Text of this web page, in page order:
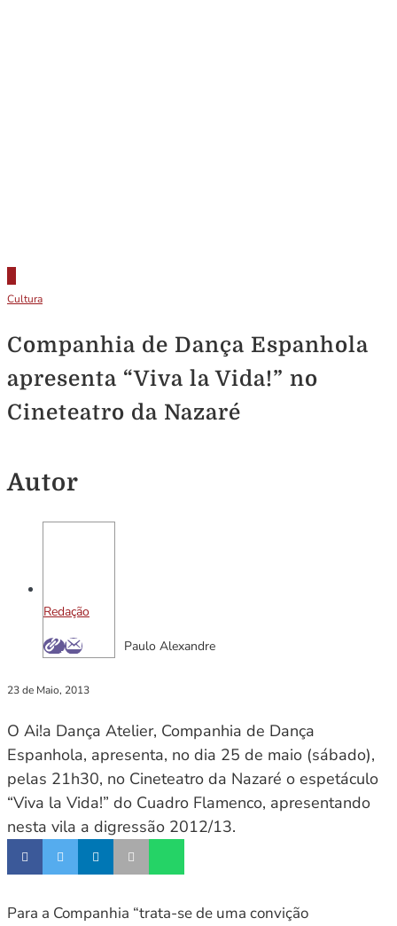
Cultura
Companhia de Dança Espanhola
apresenta “Viva la Vida!” no
Cineteatro da Nazaré
Autor
Redação
Paulo Alexandre
23 de Maio, 2013
O Ai!a Dança Atelier, Companhia de Dança
Espanhola, apresenta, no dia 25 de maio (sábado),
pelas 21h30, no Cineteatro da Nazaré o espetáculo
“Viva la Vida!” do Cuadro Flamenco, apresentando
nesta vila a digressão 2012/13.
Para a Companhia “trata-se de uma convição